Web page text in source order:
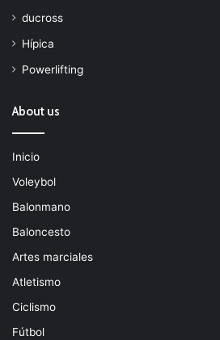
ducross
Hípica
Powerlifting
About us
Inicio
Voleybol
Balonmano
Baloncesto
Artes marciales
Atletismo
Ciclismo
Fútbol